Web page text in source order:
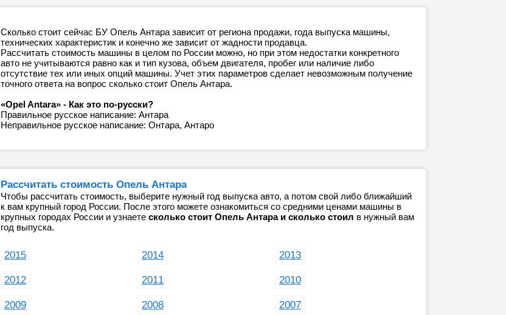
Сколько стоит сейчас БУ Опель Антара зависит от региона продажи, года выпуска машины,
технических характеристик и конечно же зависит от жадности продавца.
Рассчитать стоимость машины в целом по России можно, но при этом недостатки конкретного
авто не учитываются равно как и тип кузова, объем двигателя, пробег или наличие либо
отсутствие тех или иных опций машины. Учет этих параметров сделает невозможным получение
точного ответа на вопрос сколько стоит Опель Антара.
«Opel Antara» - Как это по-русски?
Правильное русское написание: Антара
Неправильное русское написание: Онтара, Антаро
Рассчитать стоимость Опель Антара
Чтобы рассчитать стоимость, выберите нужный год выпуска авто, а потом свой либо ближайший
к вам крупный город России. После этого можете ознакомиться со средними ценами машины в
крупных городах России и узнаете сколько стоит Опель Антара и сколько стоил в нужный вам
год выпуска.
2015 2014 2013
2012 2011 2010
2009 2008 2007